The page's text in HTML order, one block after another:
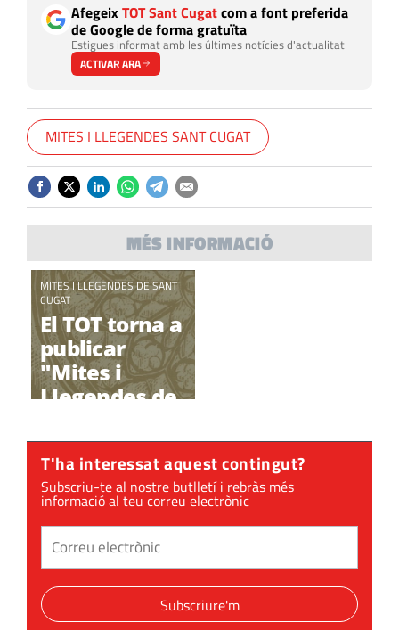
AfegeixTOT Sant Cugatcom a font preferida
de Google de forma gratuïta
Estigues informat amb les últimes notícies d'actualitat
ACTIVAR ARA
MITES I LLEGENDES SANT CUGAT
MÉS INFORMACIÓ
MITES I LLEGENDES DE SANT
CUGAT
El TOT torna a
publicar
"Mites i
Llegendes de
en format
digital
T'ha interessat aquest contingut?
Subscriu-te al nostre butlletí i rebràs més
informació al teu correu electrònic
Subscriure'm